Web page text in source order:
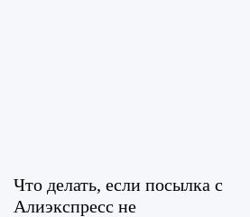
Что делать, если посылка с
Алиэкспресс не